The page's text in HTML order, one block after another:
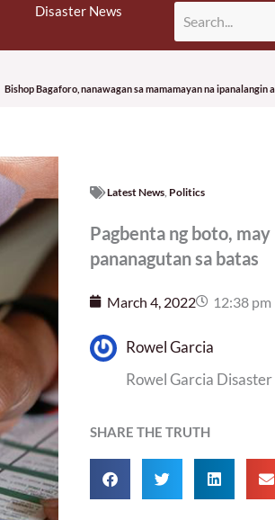
Disaster News
Bishop Bagaforo, nanawagan sa mamamayan na ipanalangin
Latest News, Politics
Pagbenta ng boto, may
pananagutan sa batas
March 4, 2022 12:38 pm
Rowel Garcia
Rowel Garcia
SHARE THE TRUTH